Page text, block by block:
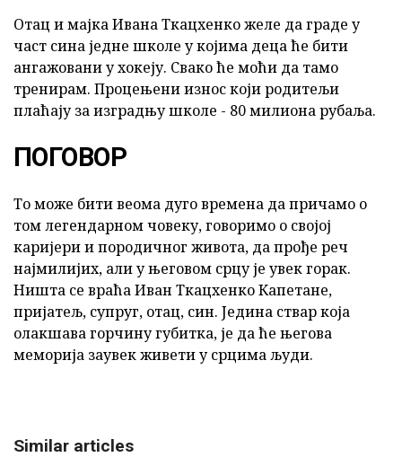
Отац и мајка Ивана Ткацхенко желе да граде у
част сина једне школе у којима деца ће бити
ангажовани у хокеју. Свако ће моћи да тамо
тренирам. Процењени износ који родитељи
плаћају за изградњу школе - 80 милиона рубаља.
ПОГОВОР
То може бити веома дуго времена да причамо о
том легендарном човеку, говоримо о својој
каријери и породичног живота, да прође реч
најмилијих, али у његовом срцу је увек горак.
Ништа се враћа Иван Ткацхенко Капетане,
пријатељ, супруг, отац, син. Једина ствар која
олакшава горчину губитка, је да ће његова
меморија заувек живети у срцима људи.
Similar articles